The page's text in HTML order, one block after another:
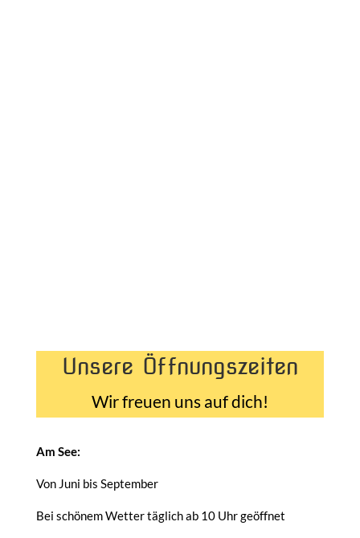
Unsere Öffnungszeiten
Wir freuen uns auf dich!
Am See:
Von Juni bis September
Bei schönem Wetter täglich ab 10 Uhr geöffnet